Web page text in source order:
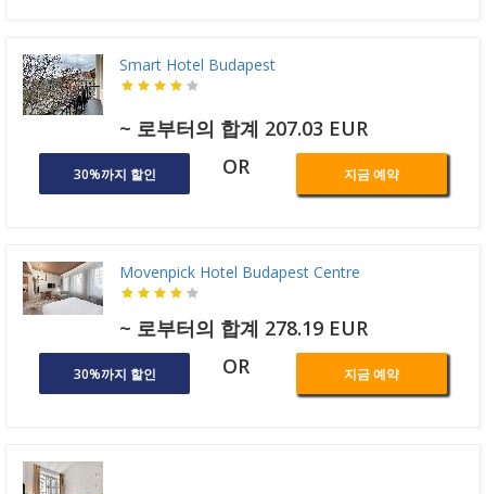
Smart Hotel Budapest
~ 로부터의 합계 207.03 EUR
30%까지 할인 OR 지금 예약
Movenpick Hotel Budapest Centre
~ 로부터의 합계 278.19 EUR
30%까지 할인 OR 지금 예약